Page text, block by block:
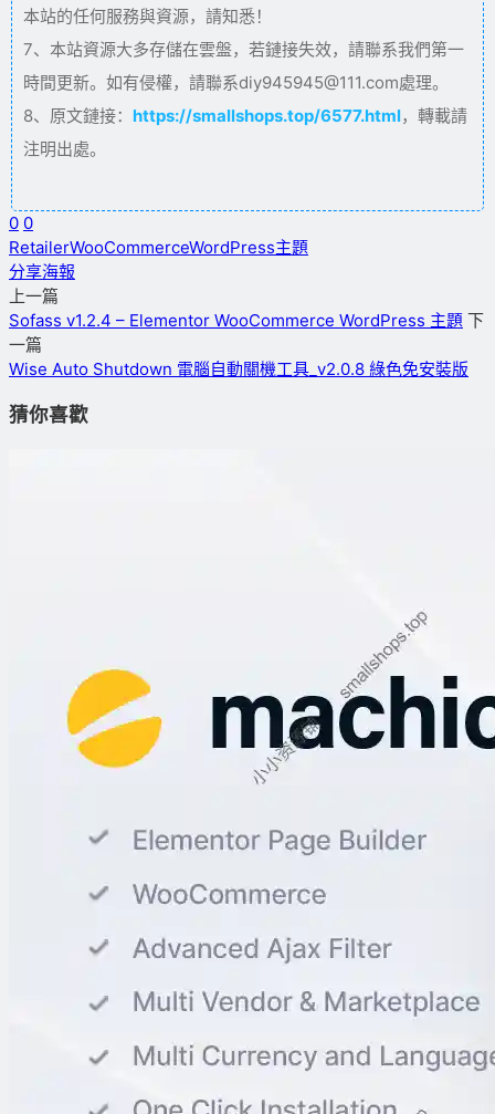
本站的任何服務與資源，請知悉！
7、本站資源大多存儲在雲盤，若鏈接失效，請聯系我們第一
時間更新。如有侵權，請聯系diy945945@111.com處理。
8、原文鏈接： https://smallshops.top/6577.html，轉載請
注明出處。
0 0
RetailerWooCommerceWordPress主題
分享海報
上一篇
Sofass v1.2.4 – Elementor WooCommerce WordPress 主題 下
一篇
Wise Auto Shutdown 電腦自動關機工具_v2.0.8 綠色免安裝版
猜你喜歡